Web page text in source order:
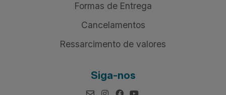
Formas de Entrega
Cancelamentos
Ressarcimento de valores
Siga-nos